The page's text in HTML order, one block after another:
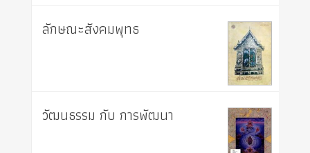
ลักษณะสังคมพุทธ
วัฒนธรรม กับ การพัฒนา